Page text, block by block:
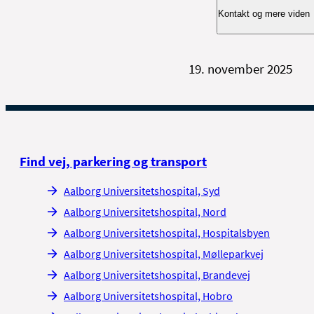
Socialmedicinsk
løbet af en pause.
Kontakt og mere viden
Har du spørgsmål,
Fredag 9.30 – 12.00
19. november 2025
Find vej, parkering og transport
Aalborg Universitetshospital, Syd
Aalborg Universitetshospital, Nord
Aalborg Universitetshospital, Hospitalsbyen
Aalborg Universitetshospital, Mølleparkvej
Aalborg Universitetshospital, Brandevej
Aalborg Universitetshospital, Hobro